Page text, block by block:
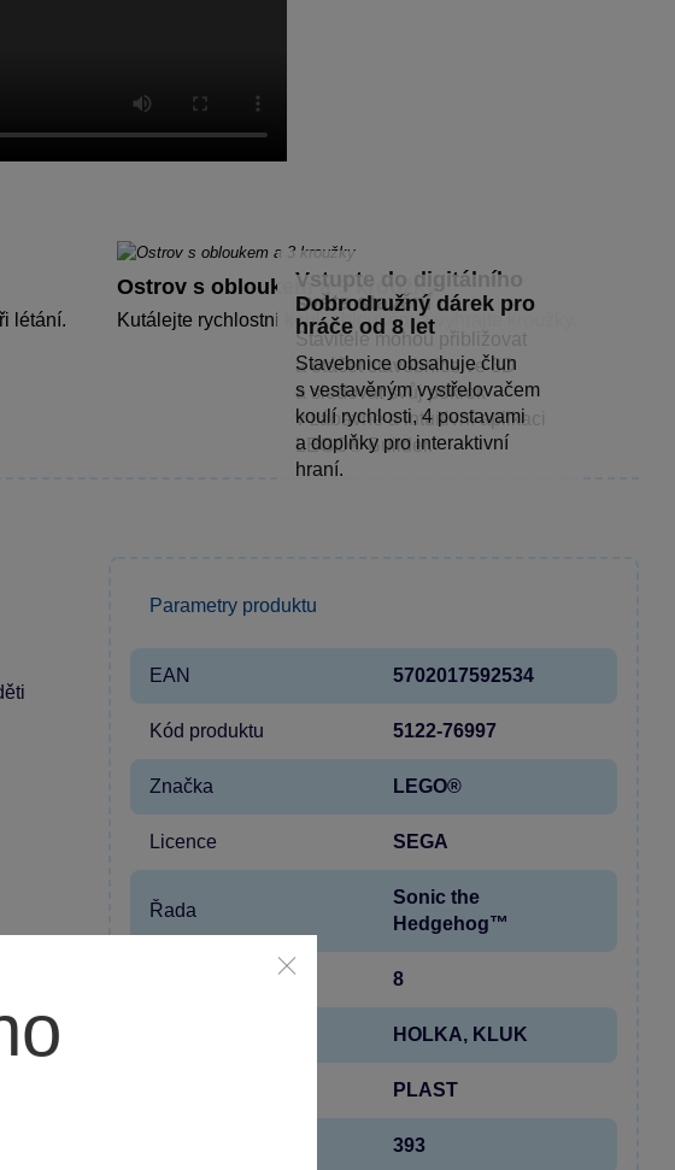
létání.
Ostrov s obloukem a 3 kroužky
Kutálejte rychlostní kouli obloukem a vyhrajte kroužky.
Vstupte do digitálního
světa stavění
Stavitelé mohou přibližovat
a otáčet stavebnice ve 3D
a sledovat svůj pokrok
v zábavné a intuitivní aplikaci
LEGO® Builder.
Dobrodružný dárek pro
hráče od 8 let
Stavebnice obsahuje člun
s vestavěným vystřelovačem
koulí rychlosti, 4 postavami
a doplňky pro interaktivní
hraní.
Parametry produktu
EAN 5702017592534
Kód produktu 5122-76997
Značka LEGO®
Licence SEGA
Řada
Sonic the
Hedgehog™
8
HOLKA, KLUK
PLAST
393